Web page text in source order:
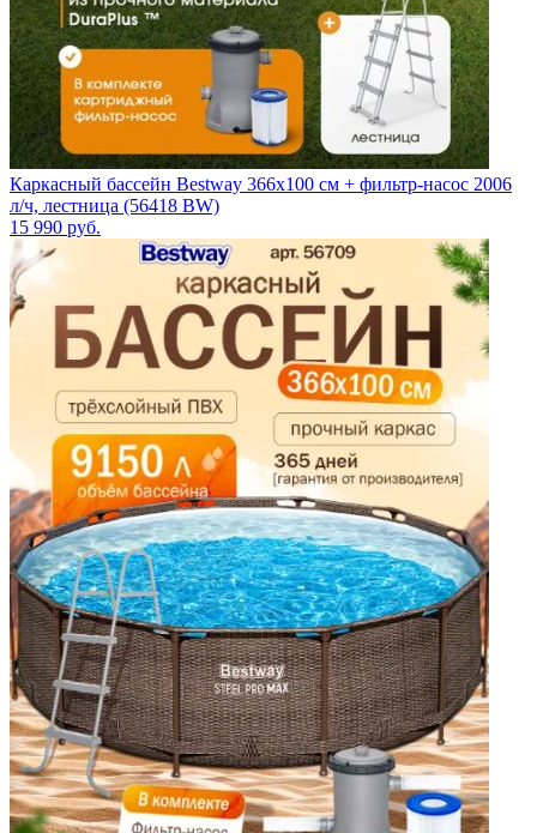
Каркасный бассейн Bestway 366х100 см + фильтр-насос 2006
л/ч, лестница (56418 BW)
15 990 руб.